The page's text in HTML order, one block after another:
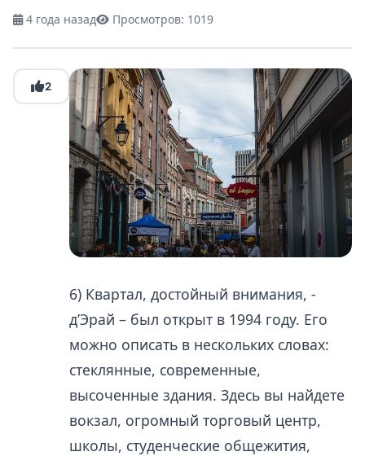
4 года назад Просмотров: 1019
2
6) Квартал, достойный внимания, -
д’Эрай – был открыт в 1994 году. Его
можно описать в нескольких словах:
стеклянные, современные,
высоченные здания. Здесь вы найдете
вокзал, огромный торговый центр,
школы, студенческие общежития,